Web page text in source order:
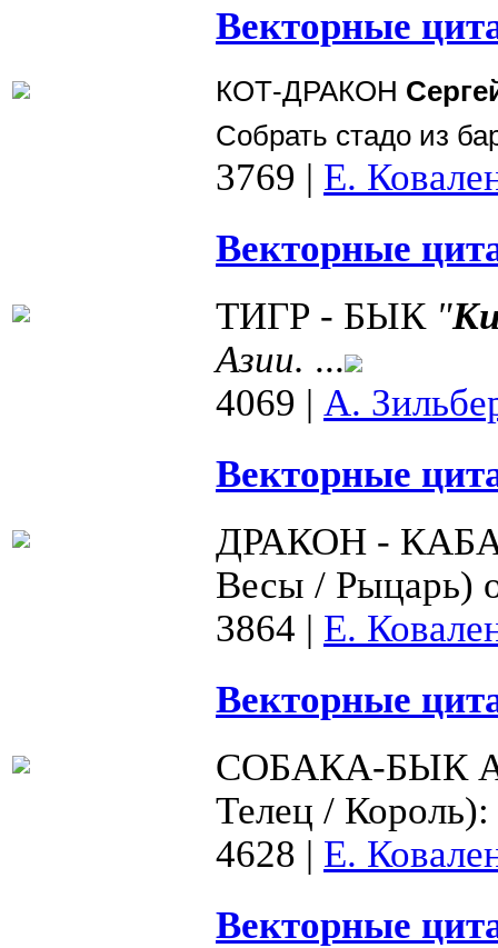
Векторные
КОТ-ДРАКОН
Собрать стадо из
3769 | Е.
Векторные
ТИГР - БЫК "
Азии. ...
4069 | А.
Векторные
ДРАКОН -
Весы / Рыцарь)
3864 | Е.
Векторные
СОБАКА-БЫК
Телец / Король):
4628 | Е.
Векторные